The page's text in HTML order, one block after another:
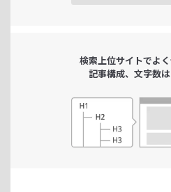
検索上位サイトでよ
記事構成、文字数は